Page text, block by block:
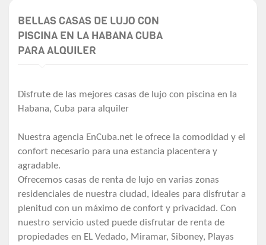
BELLAS CASAS DE LUJO CON
PISCINA EN LA HABANA CUBA
PARA ALQUILER
Disfrute de las mejores casas de lujo con piscina en la
Habana, Cuba para alquiler
Nuestra agencia EnCuba.net le ofrece la comodidad y el
confort necesario para una estancia placentera y
agradable.
Ofrecemos casas de renta de lujo en varias zonas
residenciales de nuestra ciudad, ideales para disfrutar a
plenitud con un máximo de confort y privacidad. Con
nuestro servicio usted puede disfrutar de renta de
propiedades en EL Vedado, Miramar, Siboney, Playas